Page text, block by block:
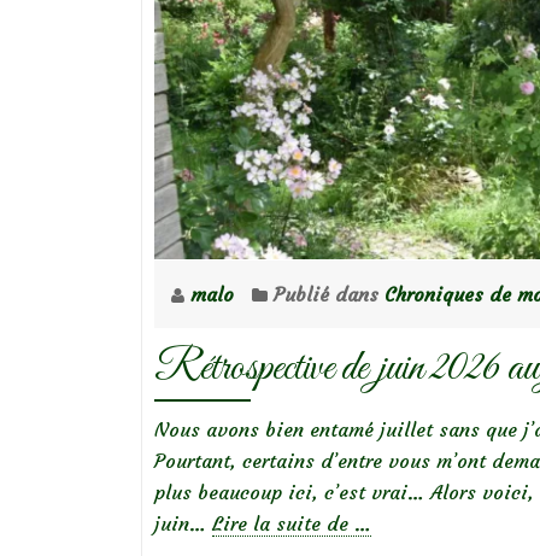
malo Publié dans Chroniques de
Rétrospective de juin 2026
Nous avons bien entamé juillet sans que
Pourtant, certains d’entre vous m’ont
plus beaucoup ici, c’est vrai… Alors
juin… Lire la suite de …